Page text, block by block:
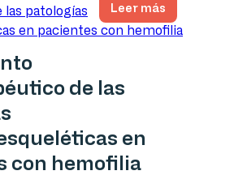
Leer más
de las
en
con hemofilia